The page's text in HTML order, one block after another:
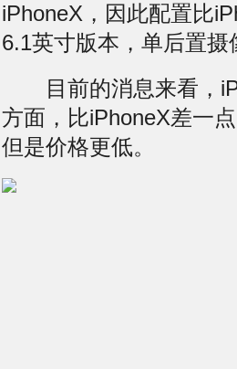
iPhoneX，因此配置比
6.1英寸版本，单后置摄
目前的消息来看，
方面，比iPhoneX差一
但是价格更低。